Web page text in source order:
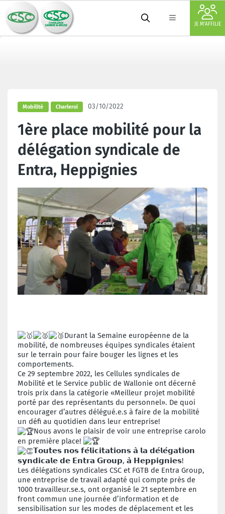
JE M'AFFILIE
Mobilité Charleroi 03/10/2022
1ère place mobilité pour la
délégation syndicale de
Entra, Heppignies
Durant la Semaine européenne de la
mobilité, de nombreuses équipes syndicales étaient
sur le terrain pour faire bouger les lignes et les
comportements.
Ce 29 septembre 2022, les Cellules syndicales de
Mobilité et le Service public de Wallonie ont décerné
trois prix dans la catégorie «Meilleur projet mobilité
porté par des représentants du personnel». De quoi
encourager d’autres délégué.e.s à faire de la mobilité
un défi au quotidien dans leur entreprise!
Nous avons le plaisir de voir une entreprise carolo
en première place!
𝗧𝗼𝘂𝘁𝗲𝘀 𝗻𝗼𝘀 𝗳𝗲́𝗹𝗶𝗰𝗶𝘁𝗮𝘁𝗶𝗼𝗻𝘀 𝗮̀ 𝗹𝗮 𝗱𝗲́𝗹𝗲́𝗴𝗮𝘁𝗶𝗼𝗻
𝘀𝘆𝗻𝗱𝗶𝗰𝗮𝗹𝗲 𝗱𝗲 𝗘𝗻𝘁𝗿𝗮 𝗚𝗿𝗼𝘂𝗽, 𝗮̀ 𝗛𝗲𝗽𝗽𝗶𝗴𝗻𝗶𝗲𝘀!
Les délégations syndicales CSC et FGTB de Entra Group,
une entreprise de travail adapté qui compte près de
1000 travailleur.se.s, ont organisé le 21 septembre en
front commun une journée d’information et de
sensibilisation sur les modes de déplacement et les